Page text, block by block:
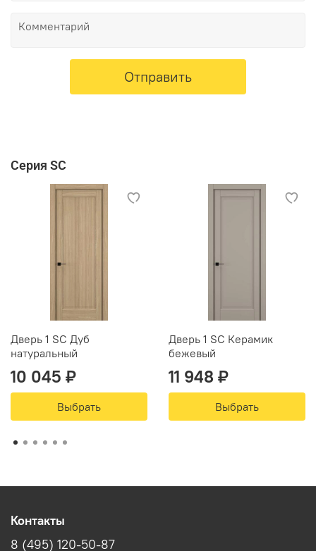
Отправить
Серия SC
Дверь 1 SC Дуб
натуральный
10 045 ₽
Выбрать
Дверь 1 SC Керамик
бежевый
11 948 ₽
Выбрать
Контакты
8 (495) 120-50-87